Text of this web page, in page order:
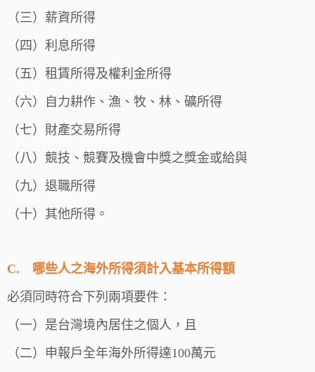
（三）薪資所得
（四）利息所得
（五）租賃所得及權利金所得
（六）自力耕作、漁、牧、林、礦所得
（七）財產交易所得
（八）競技、競賽及機會中獎之獎金或給與
（九）退職所得
（十）其他所得。
C. 哪些人之海外所得須計入基本所得額
必須同時符合下列兩項要件：
（一）是台灣境內居住之個人，且
（二）申報戶全年海外所得達100萬元